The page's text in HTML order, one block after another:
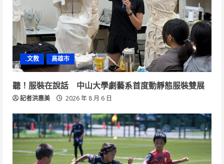
.文教 高雄市
聽！服裝在說話 中山大學劇藝系首度動靜態服裝雙展
記者洪惠美 2026 年 8 月 6 日